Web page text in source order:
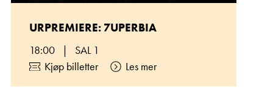
URPREMIERE: 7UPERBIA
18:00 |
SAL 1
Kjøp billetter
Les mer